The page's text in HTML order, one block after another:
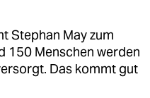
Stephan May zum
150 Menschen werden
Das kommt gut